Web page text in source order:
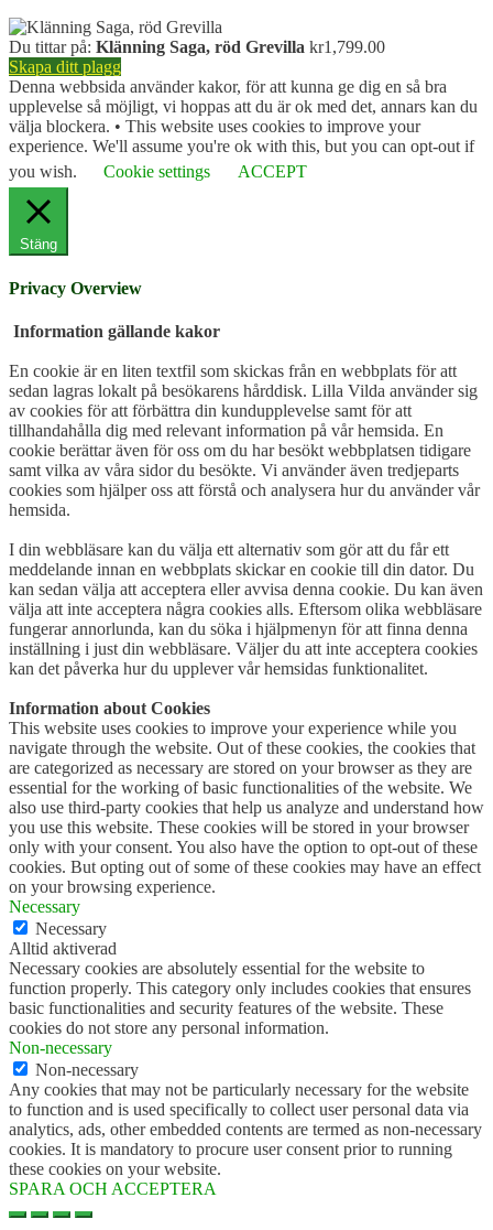
Du tittar på: Klänning Saga, röd Grevilla kr1,799.00
Skapa ditt plagg
Denna webbsida använder kakor, för att kunna ge dig en så bra
upplevelse så möjligt, vi hoppas att du är ok med det, annars kan du
välja blockera. • This website uses cookies to improve your
experience. We'll assume you're ok with this, but you can opt-out if
you wish.
Cookie settings ACCEPT
Stäng
Privacy Overview
Information gällande kakor
En cookie är en liten textfil som skickas från en webbplats för att
sedan lagras lokalt på besökarens hårddisk. Lilla Vilda använder sig
av cookies för att förbättra din kundupplevelse samt för att
tillhandahålla dig med relevant information på vår hemsida. En
cookie berättar även för oss om du har besökt webbplatsen tidigare
samt vilka av våra sidor du besökte. Vi använder även tredjeparts
cookies som hjälper oss att förstå och analysera hur du använder vår
hemsida.
I din webbläsare kan du välja ett alternativ som gör att du får ett
meddelande innan en webbplats skickar en cookie till din dator. Du
kan sedan välja att acceptera eller avvisa denna cookie. Du kan även
välja att inte acceptera några cookies alls. Eftersom olika webbläsare
fungerar annorlunda, kan du söka i hjälpmenyn för att finna denna
inställning i just din webbläsare. Väljer du att inte acceptera cookies
kan det påverka hur du upplever vår hemsidas funktionalitet.
Information about Cookies
This website uses cookies to improve your experience while you
navigate through the website. Out of these cookies, the cookies that
are categorized as necessary are stored on your browser as they are
essential for the working of basic functionalities of the website. We
also use third-party cookies that help us analyze and understand how
you use this website. These cookies will be stored in your browser
only with your consent. You also have the option to opt-out of these
cookies. But opting out of some of these cookies may have an effect
on your browsing experience.
Necessary
Necessary
Alltid aktiverad
Necessary cookies are absolutely essential for the website to
function properly. This category only includes cookies that ensures
basic functionalities and security features of the website. These
cookies do not store any personal information.
Non-necessary
Non-necessary
Any cookies that may not be particularly necessary for the website
to function and is used specifically to collect user personal data via
analytics, ads, other embedded contents are termed as non-necessary
cookies. It is mandatory to procure user consent prior to running
these cookies on your website.
SPARA OCH ACCEPTERA